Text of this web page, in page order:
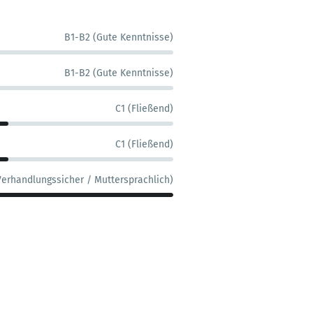
B1-B2 (Gute Kenntnisse)
B1-B2 (Gute Kenntnisse)
C1 (Fließend)
C1 (Fließend)
/ Muttersprachlich)